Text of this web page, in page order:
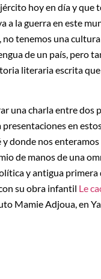
hoy en día y
a la guerra en este
tenemos una
de un país, pero
literaria escrita
una charla entre dos
en
donde nos
de manos de una
y antigua primera
su obra infantil Le
Mamie Adjoua, en